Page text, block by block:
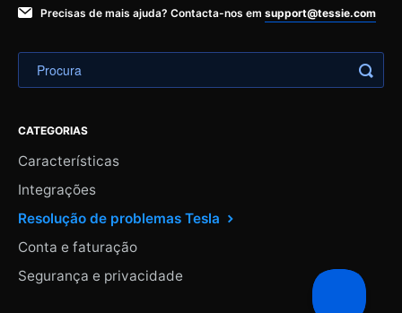
Precisas de mais ajuda? Contacta-nos em support@tessie.com
CATEGORIAS
Características
Integrações
Resolução de problemas Tesla
Conta e faturação
Segurança e privacidade